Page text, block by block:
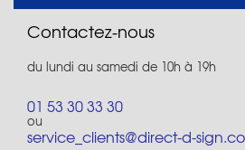
Contactez-nous
du lundi au samedi de 10h à 19h
01 53 30 33 30
ou
service_clients@direct-d-